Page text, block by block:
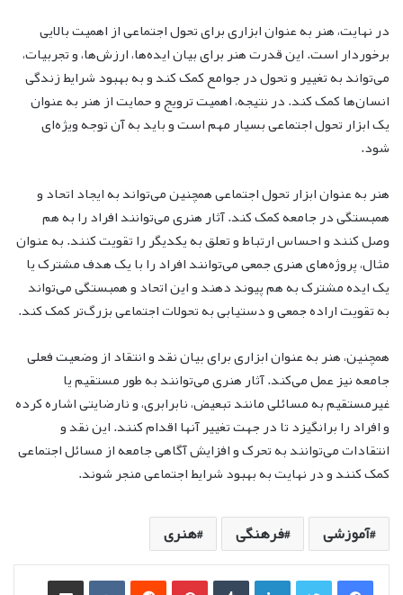
در نهایت، هنر به عنوان ابزاری برای تحول اجتماعی از اهمیت بالایی
برخوردار است. این قدرت هنر برای بیان ایده‌ها، ارزش‌ها، و تجربیات،
می‌تواند به تغییر و تحول در جوامع کمک کند و به بهبود شرایط زندگی
انسان‌ها کمک کند. در نتیجه، اهمیت ترویج و حمایت از هنر به عنوان
یک ابزار تحول اجتماعی بسیار مهم است و باید به آن توجه ویژه‌ای
شود.
هنر به عنوان ابزار تحول اجتماعی همچنین می‌تواند به ایجاد اتحاد و
همبستگی در جامعه کمک کند. آثار هنری می‌توانند افراد را به هم
وصل کنند و احساس ارتباط و تعلق به یکدیگر را تقویت کنند. به عنوان
مثال، پروژه‌های هنری جمعی می‌توانند افراد را با یک هدف مشترک یا
یک ایده مشترک به هم پیوند دهند و این اتحاد و همبستگی می‌تواند
به تقویت اراده جمعی و دستیابی به تحولات اجتماعی بزرگ‌تر کمک کند.
همچنین، هنر به عنوان ابزاری برای بیان نقد و انتقاد از وضعیت فعلی
جامعه نیز عمل می‌کند. آثار هنری می‌توانند به طور مستقیم یا
غیرمستقیم به مسائلی مانند تبعیض، نابرابری، و نارضایتی اشاره کرده
و افراد را برانگیزد تا در جهت تغییر آنها اقدام کنند. این نقد و
انتقادات می‌توانند به تحرک و افزایش آگاهی جامعه از مسائل اجتماعی
کمک کنند و در نهایت به بهبود شرایط اجتماعی منجر شوند.
آموزشی فرهنگی هنری
لینکدین‫تامبلر ‫پین‌ترست‫رددیت ‫VKontakteاشتراک گذاری از طریق ایمیل